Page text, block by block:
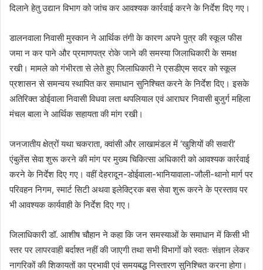
दिलाने हेतु उद्यान विभाग को जांच कर आवश्यक कार्रवाई करने के निर्देश दिए गए।
डालनवाला निवासी मुस्कान ने आर्थिक तंगी के कारण अपने पुत्र की स्कूल फीस
जमा न कर पाने और प्रमाणपत्र रोके जाने की समस्या जिलाधिकारी के समक्ष
रखी। मामले को गंभीरता से लेते हुए जिलाधिकारी ने एसडीएम सदर को स्कूल
प्रशासन से समन्वय स्थापित कर समाधान सुनिश्चित करने के निर्देश दिए। इसके
अतिरिक्त डोईवाला निवासी विधवा लता थपलियाल एवं आराघर निवासी बुजुर्ग महिला
मंचल बाला ने आर्थिक सहायता की मांग रखी।
जनजातीय क्षेत्रों यथा चकराता, क्वांसी और लाखामंडल में ‘खुशियों की सवारी’
एंबुलेंस सेवा शुरू करने की मांग पर मुख्य चिकित्सा अधिकारी को आवश्यक कार्रवाई
करने के निर्देश दिए गए। वहीं देहरादून-डोईवाला-भानियावाला-जौली-थानो मार्ग पर
परिवहन निगम, स्मार्ट सिटी अथवा इलेक्ट्रिक बस सेवा शुरू करने के प्रस्ताव पर
भी आवश्यक कार्यवाही के निर्देश दिए गए।
जिलाधिकारी डॉ. आशीष चौहान ने कहा कि जन समस्याओं के समाधान में किसी भी
स्तर पर लापरवाही बर्दाश्त नहीं की जाएगी तथा सभी विभागों को स्वतः संज्ञान लेकर
नागरिकों की शिकायतों का प्रभावी एवं समयबद्ध निस्तारण सुनिश्चित करना होगा।